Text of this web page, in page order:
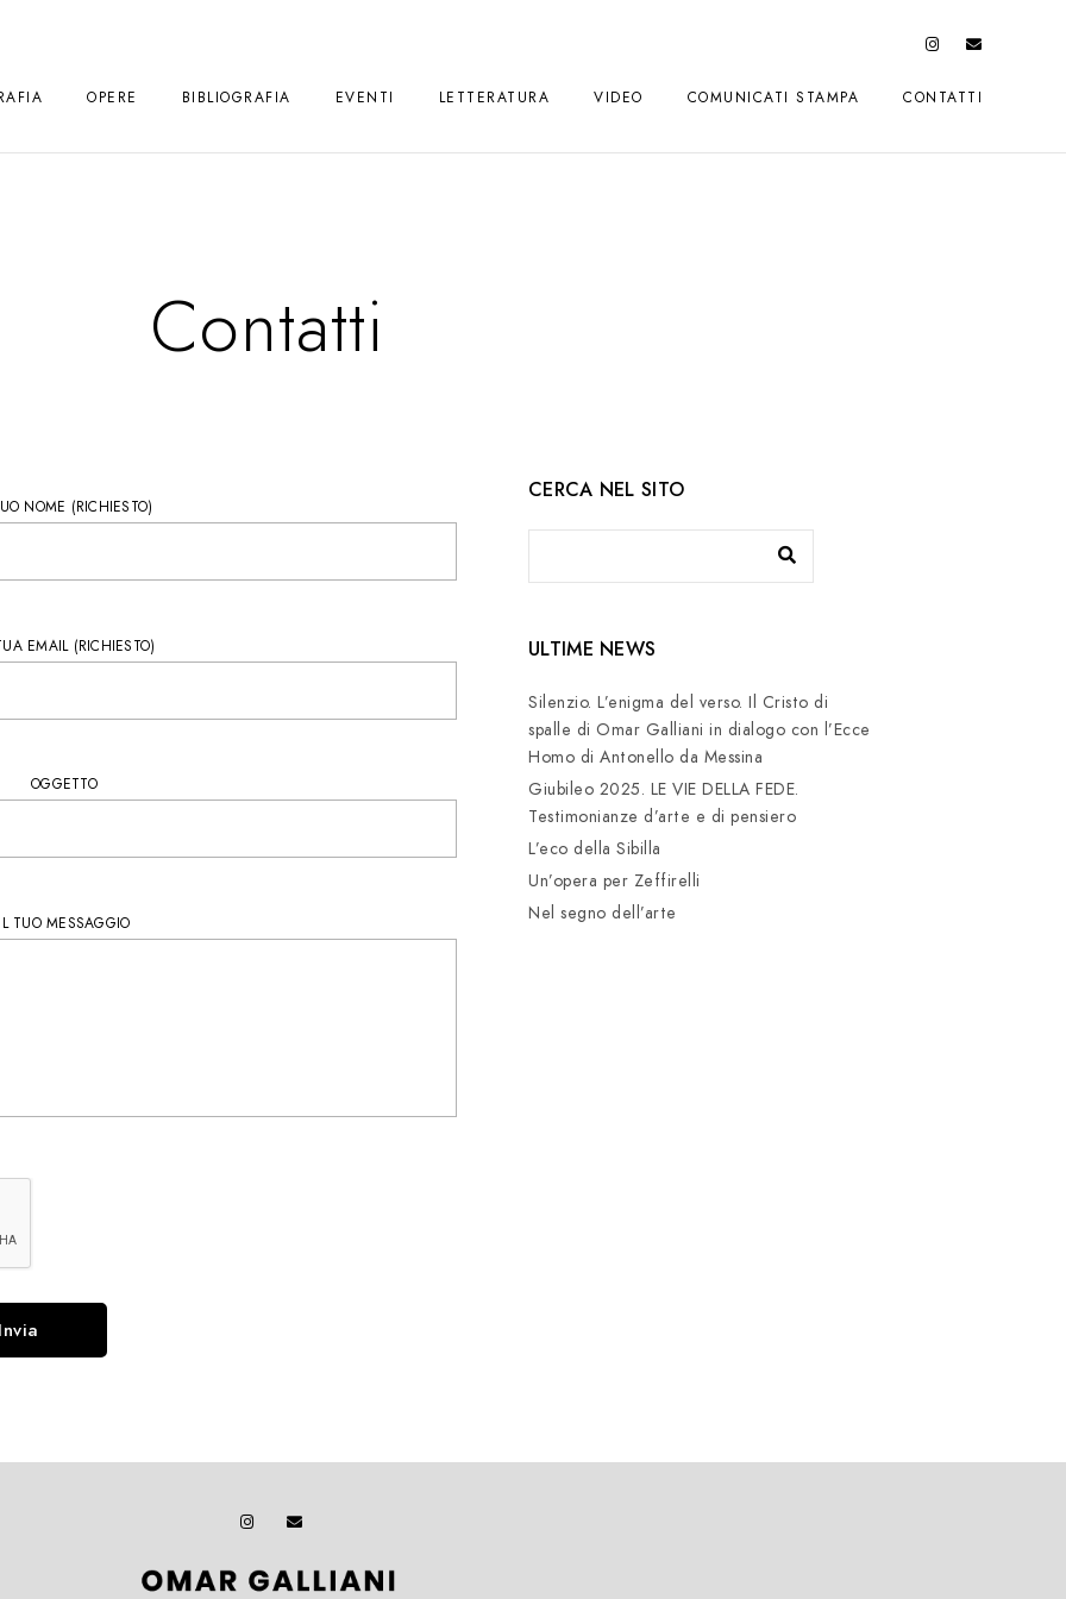
OPERE BIBLIOGRAFIA EVENTI LETTERATURA VIDEO COMUNICATI STAMPA CONTATTI
Contatti
NOME (RICHIESTO)
EMAIL (RICHIESTO)
OGGETTO
TUO MESSAGGIO
CERCA NEL SITO
ULTIME NEWS
Silenzio. L’enigma del verso. Il Cristo di
spalle di Omar Galliani in dialogo con l’Ecce
Homo di Antonello da Messina
Giubileo 2025. LE VIE DELLA FEDE.
Testimonianze d’arte e di pensiero
L’eco della Sibilla
Un’opera per Zeffirelli
Nel segno dell’arte